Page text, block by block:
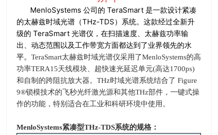
MenloSystems 公司的 TeraSmart 是一款设计紧凑
的太赫兹时域光谱（THz-TDS）系统。这款经过全新升
级的 TeraSmart 光谱仪，在扫描速度、太赫兹功率输
出、动态范围以及工作带宽方面都达到了业界领先的水
平。TeraSmart太赫兹时域光谱仪采用了MenloSystems的高
功率TERA15天线模块、超快速光延迟单元(高达1700ps)
和自制的跨阻抗放大器。THz时域光谱系统结合了 Figure
9®锁模技术的飞秒光纤激光源和其他THz部件，一键式操
作的功能，特别适合在工业和科研环境中使用。‌
MenloSystems紧凑型THz-TDS系统的规格：